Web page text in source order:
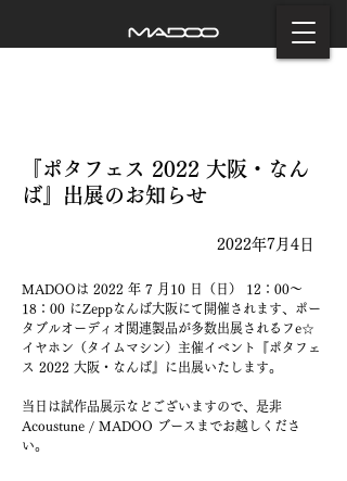
『ポタフェス 2022 大阪・なん
ば』出展のお知らせ
2022年7月4日
MADOOは 2022 年 7 月10 日（日） 12：00～
18：00 にZeppなんば大阪にて開催されます、ポー
タブルオーディオ関連製品が多数出展されるフe☆
イヤホン（タイムマシン）主催イベント『ポタフェ
ス 2022 大阪・なんば』に出展いたします。
当日は試作品展示などございますので、是非
Acoustune / MADOO ブースまでお越しくださ
い。